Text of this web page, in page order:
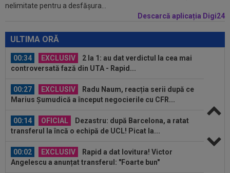
nelimitate pentru a desfășura...
Descarcă aplicația Digi24
ULTIMA ORĂ
Rapid: ”Mamă, aoleu! Puțin respect nu...
anunțul ÎN DIRECT: ”Îi dau eu lui Gigi unul bun”
00:34 EXCLUSIV
2 la 1: au dat verdictul la cea mai
controversată fază din UTA - Rapid...
00:27 EXCLUSIV
Radu Naum, reacția serii după ce
Marius Șumudică a început negocierile cu CFR...
00:14 OFICIAL
Dezastru: după Barcelona, a ratat
transferul la încă o echipă de UCL! Picat la...
00:02 EXCLUSIV
Rapid a dat lovitura! Victor
Angelescu a anunțat transferul: "Foarte bun"